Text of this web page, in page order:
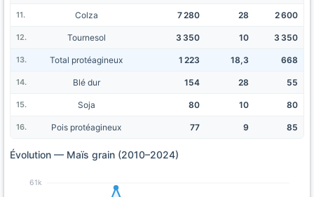
Colza 7 280 28 2 600
Tournesol 3 350 10 3 350
Total protéagineux 1 223 18,3 668
Blé dur 154 28 55
Soja 80 10 80
Pois protéagineux 77 9 85
Évolution — Maïs grain (2010–2024)
61k